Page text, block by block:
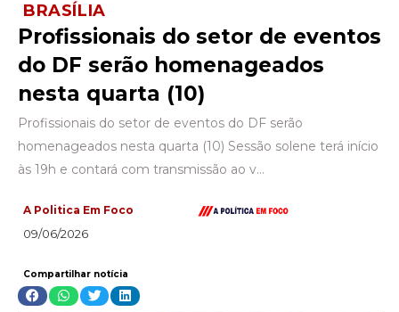
BRASÍLIA
Profissionais do setor de eventos
do DF serão homenageados
nesta quarta (10)
Profissionais do setor de eventos do DF serão
homenageados nesta quarta (10) Sessão solene terá início
às 19h e contará com transmissão ao v…
A Politica Em Foco
09/06/2026
Compartilhar notícia